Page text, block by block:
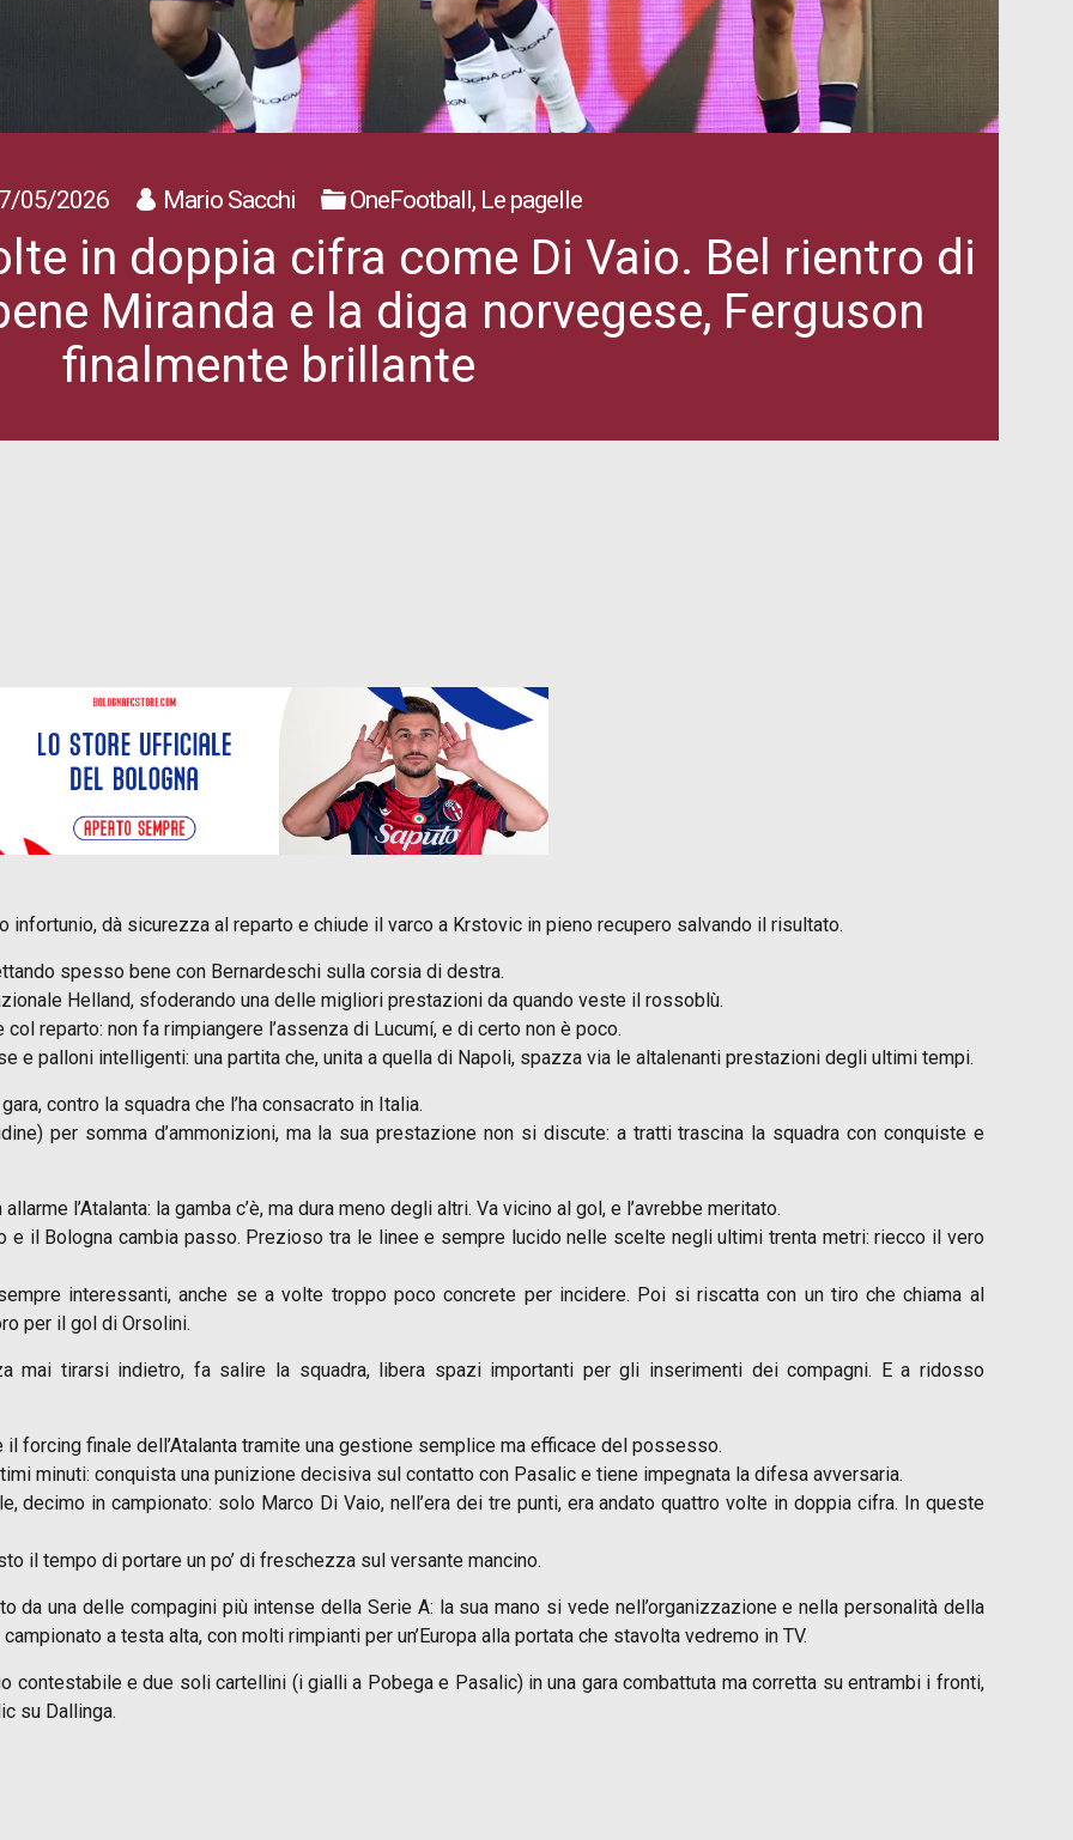
05/2026 Mario Sacchi OneFootball, Le pagelle
in doppia cifra come Di Vaio. Bel rientro di
Miranda e la diga norvegese, Ferguson
finalmente brillante
infortunio, dà sicurezza al reparto e chiude il varco a Krstovic in pieno recupero salvando il risultato.
spesso bene con Bernardeschi sulla corsia di destra.
Helland, sfoderando una delle migliori prestazioni da quando veste il rossoblù.
reparto: non fa rimpiangere l’assenza di Lucumí, e di certo non è poco.
e palloni intelligenti: una partita che, unita a quella di Napoli, spazza via le altalenanti prestazioni degli ultimi tempi.
contro la squadra che l’ha consacrato in Italia.
per somma d’ammonizioni, ma la sua prestazione non si discute: a tratti trascina la squadra con conquiste e
l’Atalanta: la gamba c’è, ma dura meno degli altri. Va vicino al gol, e l’avrebbe meritato.
il Bologna cambia passo. Prezioso tra le linee e sempre lucido nelle scelte negli ultimi trenta metri: riecco il vero
interessanti, anche se a volte troppo poco concrete per incidere. Poi si riscatta con un tiro che chiama al
per il gol di Orsolini.
mai tirarsi indietro, fa salire la squadra, libera spazi importanti per gli inserimenti dei compagni. E a ridosso
il forcing finale dell’Atalanta tramite una gestione semplice ma efficace del possesso.
minuti: conquista una punizione decisiva sul contatto con Pasalic e tiene impegnata la difesa avversaria.
decimo in campionato: solo Marco Di Vaio, nell’era dei tre punti, era andato quattro volte in doppia cifra. In queste
il tempo di portare un po’ di freschezza sul versante mancino.
da una delle compagini più intense della Serie A: la sua mano si vede nell’organizzazione e nella personalità della
a testa alta, con molti rimpianti per un’Europa alla portata che stavolta vedremo in TV.
contestabile e due soli cartellini (i gialli a Pobega e Pasalic) in una gara combattuta ma corretta su entrambi i fronti,
su Dallinga.